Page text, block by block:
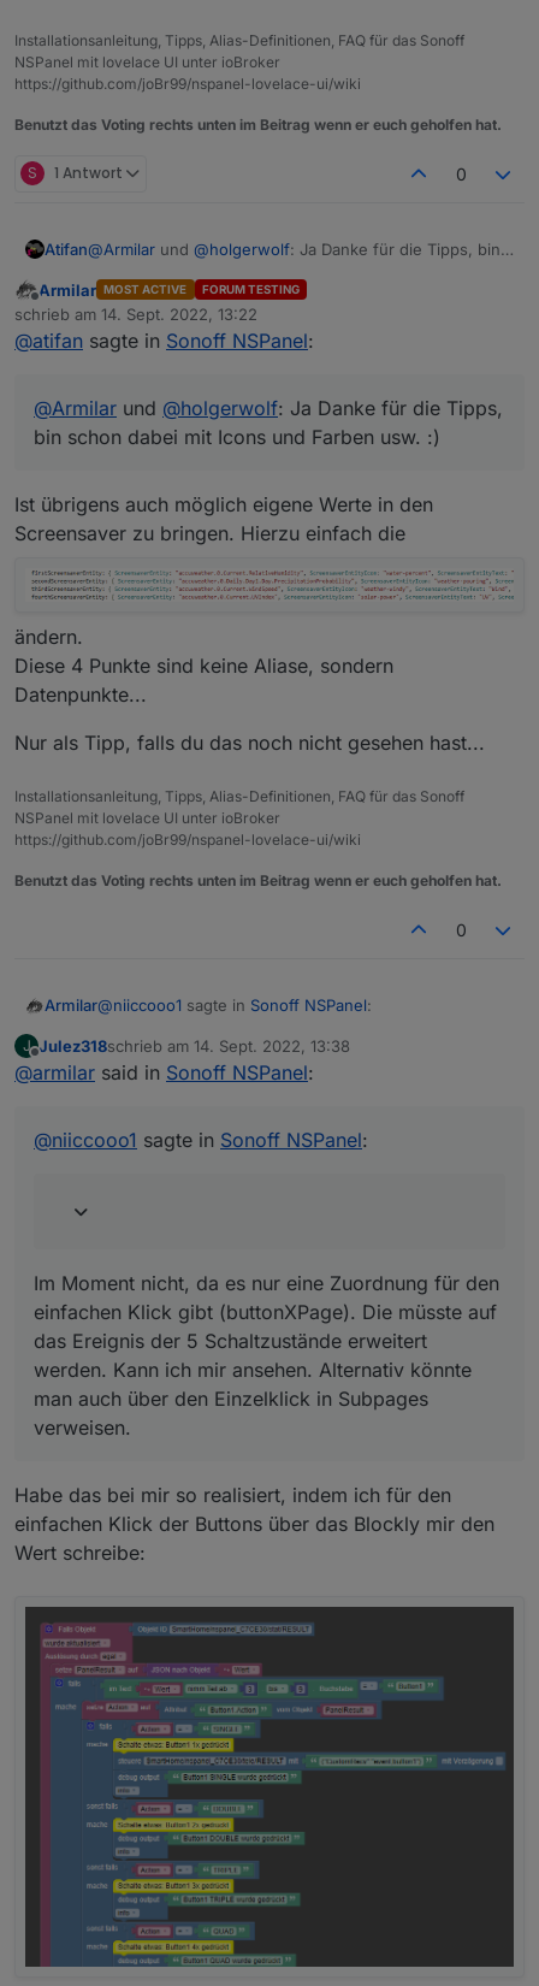
Installationsanleitung, Tipps, Alias-Definitionen, FAQ für das Sonoff
NSPanel mit lovelace UI unter ioBroker
https://github.com/joBr99/nspanel-lovelace-ui/wiki
Benutzt das Voting rechts unten im Beitrag wenn er euch geholfen hat.
S 1 Antwort 0
Atifan@Armilar und @holgerwolf: Ja Danke für die Tipps, bin
Offline
Armilar MOST ACTIVE FORUM TESTING
schrieb am 14. Sept. 2022, 13:22
zuletzt editiert von
@atifan sagte in Sonoff NSPanel:
@Armilar und @holgerwolf: Ja Danke für die Tipps,
bin schon dabei mit Icons und Farben usw. :)
Ist übrigens auch möglich eigene Werte in den
Screensaver zu bringen. Hierzu einfach die
ändern.
Diese 4 Punkte sind keine Aliase, sondern
Datenpunkte...
Nur als Tipp, falls du das noch nicht gesehen hast...
Installationsanleitung, Tipps, Alias-Definitionen, FAQ für das Sonoff
NSPanel mit lovelace UI unter ioBroker
https://github.com/joBr99/nspanel-lovelace-ui/wiki
Benutzt das Voting rechts unten im Beitrag wenn er euch geholfen hat.
0
Armilar@niiccooo1 sagte in Sonoff NSPanel:
@jens-wozny
Favoritenpages anzeigen zu lassen?
einfachen Klick gibt (buttonXPage). Die müsste auf das
Ereignis der 5 Schaltzustände erweitert werden. Kann
J
Offline
Julez318schrieb am 14. Sept. 2022, 13:38
zuletzt editiert von
@armilar said in Sonoff NSPanel:
@niiccooo1 sagte in Sonoff NSPanel:
Im Moment nicht, da es nur eine Zuordnung für den
einfachen Klick gibt (buttonXPage). Die müsste auf
das Ereignis der 5 Schaltzustände erweitert
werden. Kann ich mir ansehen. Alternativ könnte
man auch über den Einzelklick in Subpages
verweisen.
Habe das bei mir so realisiert, indem ich für den
einfachen Klick der Buttons über das Blockly mir den
Wert schreibe: